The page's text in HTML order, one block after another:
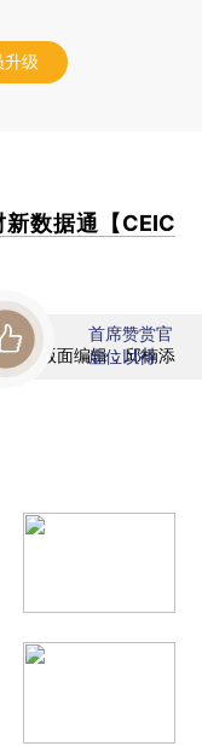
升级
新数据通【CEIC
版面编辑：邱楠添
首席赞赏官
虚位以待